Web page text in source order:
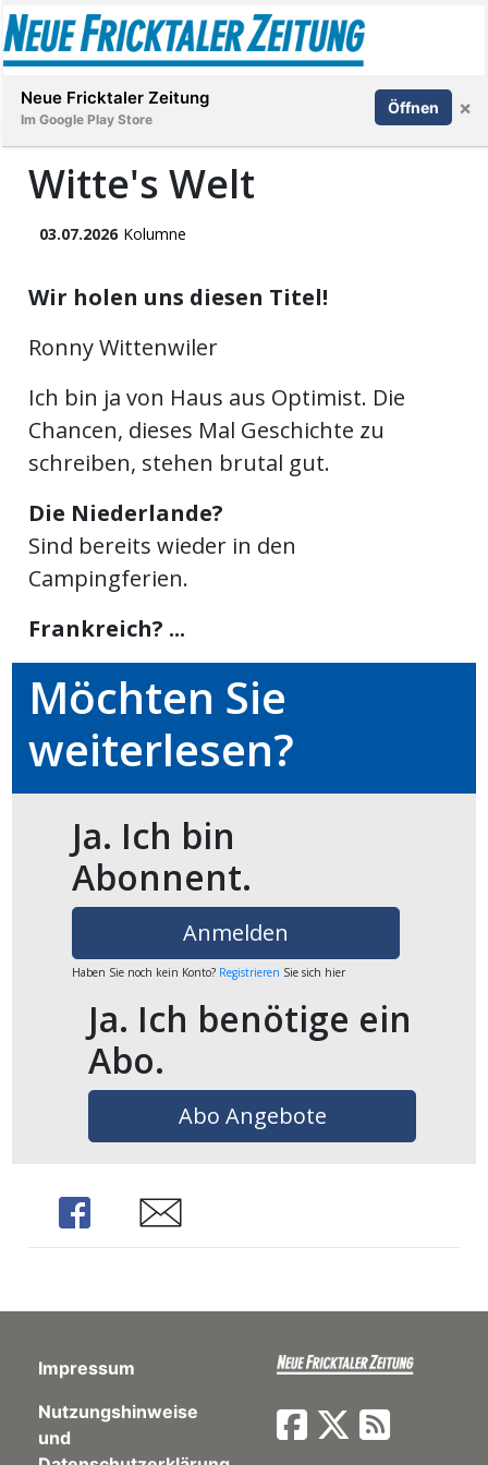
E-
App
Abonnieren Anmelden
Witte's Welt
03.07.2026 Kolumne
Wir holen uns diesen Titel!
Ronny Wittenwiler
Ich bin ja von Haus aus Optimist. Die
Chancen, dieses Mal Geschichte zu
schreiben, stehen brutal gut.
Die Niederlande?
Sind bereits wieder in den
Campingferien.
Frankreich? ...
Möchten Sie
weiterlesen?
Ja. Ich bin
Abonnent.
Anmelden
Haben Sie noch kein Konto? Registrieren Sie sich hier
Ja. Ich benötige ein
Abo.
Abo Angebote
Share Share
Impressum
Nutzungshinweise
und
Neue Fricktaler Zeitung
Im Google Play Store
Öffnen ×